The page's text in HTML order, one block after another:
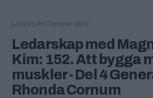
LJUDKLIPP Oktober 2019
Ledarskap med
Kim: 152. Att bygga
muskler - Del 4
Rhonda Cornum